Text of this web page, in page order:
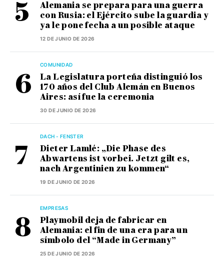
Alemania se prepara para una guerra
con Rusia: el Ejército sube la guardia y
ya le pone fecha a un posible ataque
12 DE JUNIO DE 2026
COMUNIDAD
La Legislatura porteña distinguió los
170 años del Club Alemán en Buenos
Aires: así fue la ceremonia
30 DE JUNIO DE 2026
DACH - FENSTER
Dieter Lamlé: „Die Phase des
Abwartens ist vorbei. Jetzt gilt es,
nach Argentinien zu kommen“
19 DE JUNIO DE 2026
EMPRESAS
Playmobil deja de fabricar en
Alemania: el fin de una era para un
símbolo del “Made in Germany”
25 DE JUNIO DE 2026